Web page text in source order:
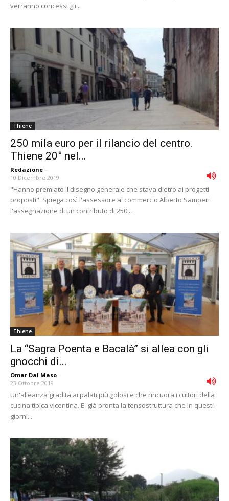
verranno concessi gli...
Thiene
250 mila euro per il rilancio del centro.
Thiene 20° nel...
Redazione -
10 Dicembre 2019
"Hanno premiato il disegno generale che stava dietro ai progetti
proposti". Spiega così l'assessore al commercio Alberto Samperi
l'assegnazione di un contributo di 250...
Thiene
La “Sagra Poenta e Bacalà” si allea con gli
gnocchi di...
Omar Dal Maso -
23 Ottobre 2019
Un'alleanza gradita ai palati più golosi e che rincuora i cultori della
cucina tipica vicentina. E' già pronta la tensostruttura che in questi
giorni...